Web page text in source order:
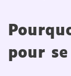
pour